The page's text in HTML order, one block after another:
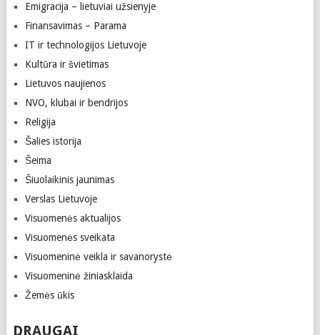
Emigracija – lietuviai užsienyje
Finansavimas – Parama
IT ir technologijos Lietuvoje
Kultūra ir švietimas
Lietuvos naujienos
NVO, klubai ir bendrijos
Religija
Šalies istorija
Šeima
Šiuolaikinis jaunimas
Verslas Lietuvoje
Visuomenės aktualijos
Visuomenės sveikata
Visuomeninė veikla ir savanorystė
Visuomeninė žiniasklaida
Žemės ūkis
DRAUGAI